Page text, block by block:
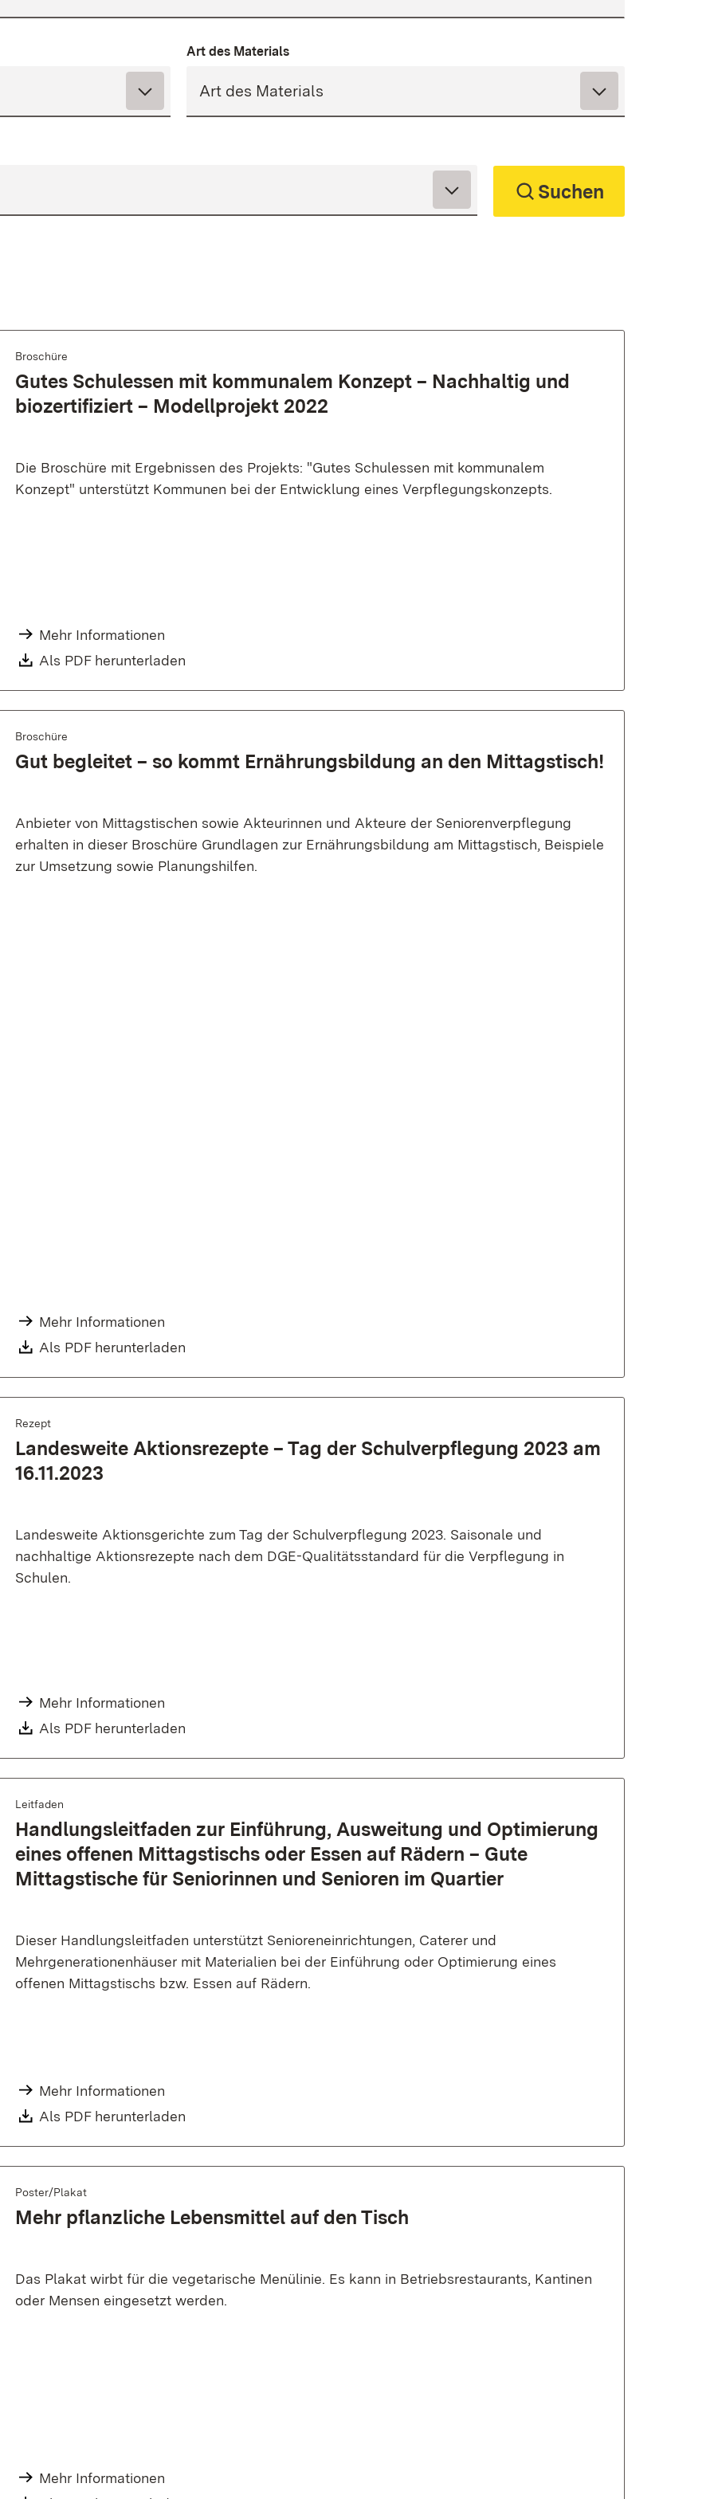
Art des Materials
Suchen
Broschüre
Gutes Schul­essen mit kommunalem Konzept – Nach­haltig und
bio­zertifi­ziert – Modell­projekt 2022
Die Broschüre mit Ergebnissen des Projekts: "Gutes Schulessen mit kommunalem
Konzept" unterstützt Kommunen bei der Entwicklung eines Verpflegungskonzepts.
Mehr Informationen
Als PDF herunterladen
Broschüre
Gut beglei­tet – so kommt Ernährungs­bildung an den Mittags­tisch!
Anbieter von Mittagstischen sowie Akteurinnen und Akteure der Seniorenverpflegung
erhalten in dieser Broschüre Grundlagen zur Ernährungsbildung am Mittagstisch, Beispiele
zur Umsetzung sowie Planungshilfen.
Mehr Informationen
Als PDF herunterladen
Rezept
Landes­weite Aktions­rezepte – Tag der Schul­verpflegung 2023 am
16.11.2023
Landesweite Aktionsgerichte zum Tag der Schulverpflegung 2023. Saisonale und
nachhaltige Aktionsrezepte nach dem DGE-Qualitätsstandard für die Verpflegung in
Schulen.
Mehr Informationen
Als PDF herunterladen
Leitfaden
Handlungs­leitfaden zur Ein­führung, Aus­wei­tung und Op­ti­mie­rung
ei­nes off­en­en Mit­tags­tischs oder Es­sen auf Rä­dern – Gute
Mittags­tische für Senior­innen und Senioren im Quar­tier
Dieser Handlungsleitfaden unterstützt Senioreneinrichtungen, Caterer und
Mehrgenerationenhäuser mit Materialien bei der Einführung oder Optimierung eines
offenen Mittagstischs bzw. Essen auf Rädern.
Mehr Informationen
Als PDF herunterladen
Poster/Plakat
Mehr pflanzliche Lebensmittel auf den Tisch
Das Plakat wirbt für die vegetarische Menülinie. Es kann in Betriebsrestaurants, Kantinen
oder Mensen eingesetzt werden.
Mehr Informationen